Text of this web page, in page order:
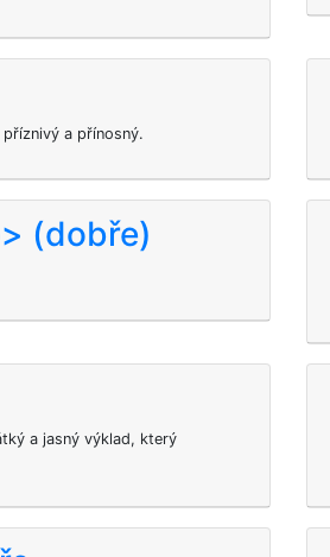
a přínosný.
(dobře)
a jasný výklad, který